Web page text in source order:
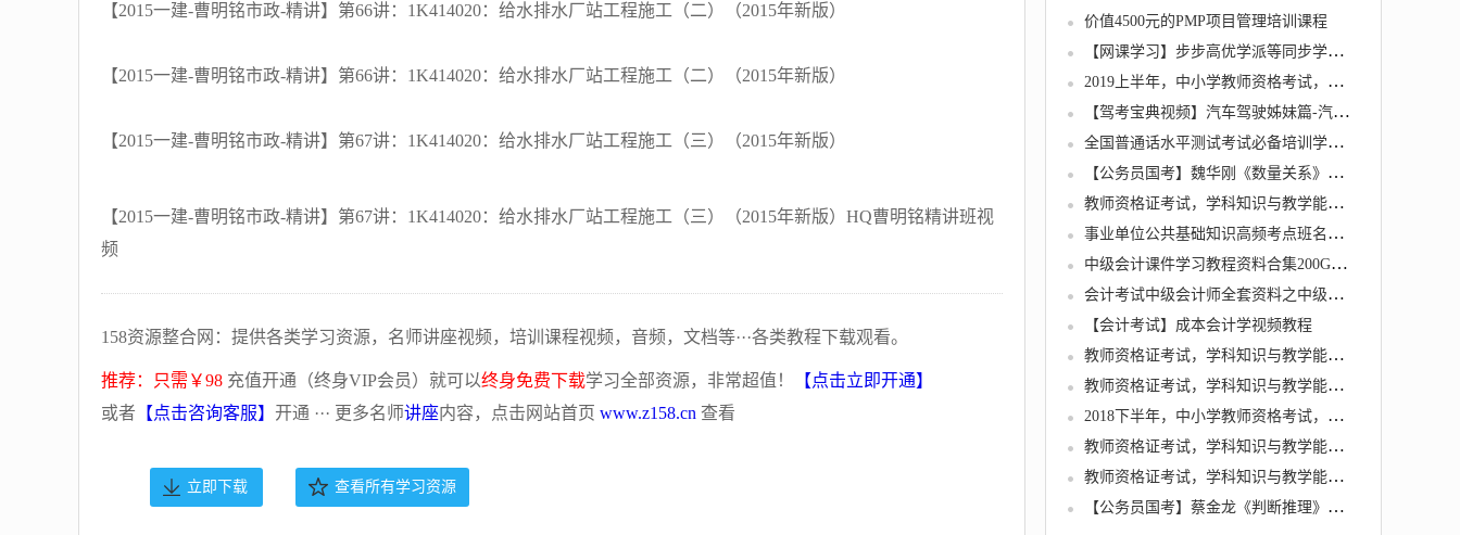
【2015一建-曹明铭市政-精讲】第66讲：1K414020：给水排水厂站工程施工（二）（2015年新版）
【2015一建-曹明铭市政-精讲】第66讲：1K414020：给水排水厂站工程施工（二）（2015年新版）
【2015一建-曹明铭市政-精讲】第67讲：1K414020：给水排水厂站工程施工（三）（2015年新版）
【2015一建-曹明铭市政-精讲】第67讲：1K414020：给水排水厂站工程施工（三）（2015年新版）HQ曹明铭精讲班视
频
158资源整合网：提供各类学习资源，名师讲座视频，培训课程视频，音频，文档等···各类教程下载观看。
推荐：只需￥98 充值开通（终身VIP会员）就可以终身免费下载学习全部资源，非常超值！
【点击立即开通】
或者 【点击咨询客服】 开通 ··· 更多名师讲座内容，点击网站首页 www.z158.cn 查看
立即下载 查看所有学习资源
价值4500元的PMP项目管理培训课程
【网课学习】步步高优学派等同步学习软件集合程序软件
2019上半年，中小学教师资格考试，各学科知识与教学能力试题
【驾考宝典视频】汽车驾驶姊妹篇-汽车驾驶学习技巧讲堂
全国普通话水平测试考试必备培训学习资料【发音图谱+60篇音频朗读作品 跟读训练】
【公务员国考】魏华刚《数量关系》冲刺班
教师资格证考试，学科知识与教学能力 (初中语文)
事业单位公共基础知识高频考点班名师讲座全25集下载
中级会计课件学习教程资料合集200G（中华、东奥双网校）
会计考试中级会计师全套资料之中级财务管理
【会计考试】成本会计学视频教程
教师资格证考试，学科知识与教学能力 (初中英语)
教师资格证考试，学科知识与教学能力 (初中数学)
2018下半年，中小学教师资格考试，各学科知识与教学能力试题
教师资格证考试，学科知识与教学能力 (初中历史)
教师资格证考试，学科知识与教学能力 (高中语文)
【公务员国考】蔡金龙《判断推理》冲刺班